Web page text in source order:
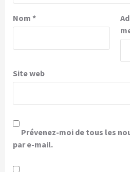
Nom *
Site web
Prévenez-moi de tous les
par e-mail.